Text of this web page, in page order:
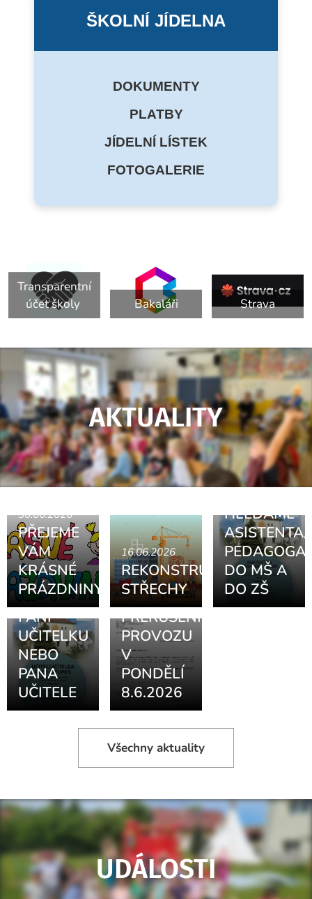
ŠKOLNÍ JÍDELNA
DOKUMENTY
PLATBY
JÍDELNÍ LÍSTEK
FOTOGALERIE
Transparentní
účet školy
Bakaláři Strava
AKTUALITY
30.06.2026
PŘEJEME
VÁM
KRÁSNÉ
PRÁZDNINY
16.06.2026
REKONSTRUKCE
STŘECHY
HLEDÁME
PEDAGOGA
DO MŠ A
DO ZŠ
04.06.2026
HLEDÁME
PANÍ
UČITELKU
NEBO
PANA
UČITELE
03.06.2026
PROSÍM
POZOR -
PŘERUŠENÍ
PROVOZU
V
PONDĚLÍ
8.6.2026
Všechny aktuality
UDÁLOSTI